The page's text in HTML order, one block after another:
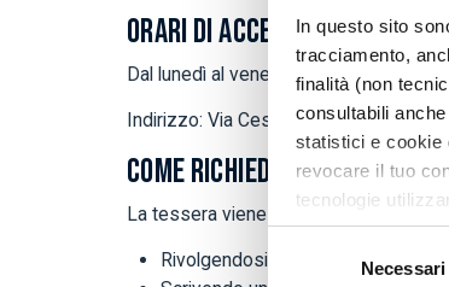
In questo sito
tracciamento,
finalità (non
consultabili
statistici e cookie
revocare il tuo
tecnologie
tecnici”, continui
quanto riguarda
del
Necessari
ORARI DI ACCESSO
Dal lunedì al venerdì 04:00 – 12:30
Indirizzo: Via Cesare Lombroso 54 -
COME RICHIEDERE LA TESSERA
La tessera viene rilasciata dall'Ufficio
Rivolgendosi allo sportello